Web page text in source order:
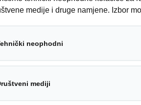
medije i druge namjene. Izbor
neophodni
mediji